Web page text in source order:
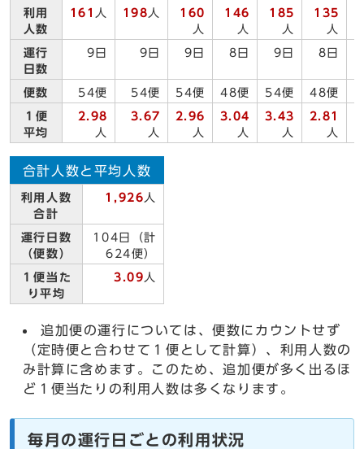
利用
人数
161 人 198 人
160
人
146
人
185
人
135
人
運行
日数
9日 9日 9日 8日 9日 8日
便数 54便 54便 54便 48便 54便 48便
１便
平均
2.98
人
3.67
人
2.96
人
3.04
人
3.43
人
2.81
人
合計人数と平均人数
利用人数
合計
1,926 人
運行日数
（便数）
104日（計
624便）
１便当た
り平均
3.09 人
追加便の運行については、便数にカウントせず
（定時便と合わせて１便として計算）、利用人数の
み計算に含めます。このため、追加便が多く出るほ
ど１便当たりの利用人数は多くなります。
毎月の運行日ごとの利用状況